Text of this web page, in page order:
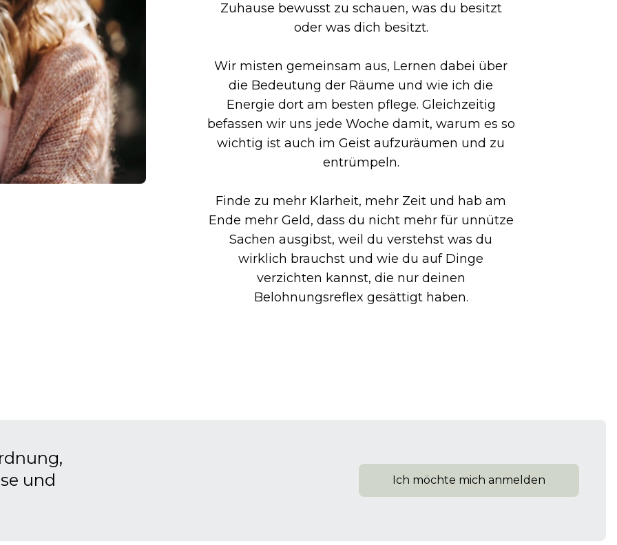
Zuhause bewusst zu schauen, was du besitzt
oder was dich besitzt.
Wir misten gemeinsam aus, Lernen dabei über
die Bedeutung der Räume und wie ich die
Energie dort am besten pflege. Gleichzeitig
befassen wir uns jede Woche damit, warum es so
wichtig ist auch im Geist aufzuräumen und zu
entrümpeln.
Finde zu mehr Klarheit, mehr Zeit und hab am
Ende mehr Geld, dass du nicht mehr für unnütze
Sachen ausgibst, weil du verstehst was du
wirklich brauchst und wie du auf Dinge
verzichten kannst, die nur deinen
Belohnungsreflex gesättigt haben.
und
Ich möchte mich anmelden